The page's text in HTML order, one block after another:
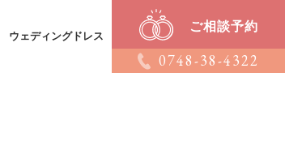
ご相談予約
0748-38-4322
ウェディングドレス